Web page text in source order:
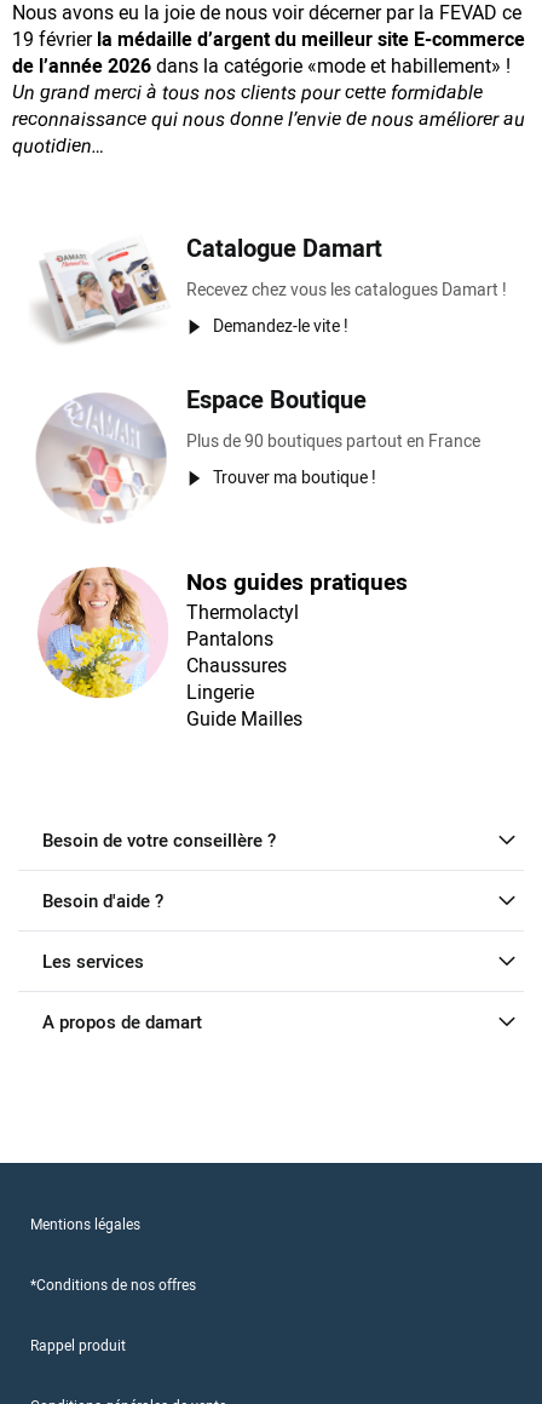
Nous avons eu la joie de nous voir décerner par la FEVAD ce
19 févrierla médaille d’argent du meilleur site E-commerce
de l’année 2026dans la catégorie «mode et habillement» !
Un grand merci à tous nos clients pour cette formidable
reconnaissancequi nous donne l’envie de nous améliorer au
quotidien…
Catalogue Damart
Recevez chez vous les catalogues Damart !
Demandez-le vite !
Espace Boutique
Plus de 90 boutiques partout en France
Trouver ma boutique !
Nos guides pratiques
Thermolactyl
Pantalons
Chaussures
Lingerie
Guide Mailles
Besoin de votre conseillère ?
Besoin d'aide ?
Les services
A propos de damart
Mentions légales
*Conditions de nos offres
Rappel produit